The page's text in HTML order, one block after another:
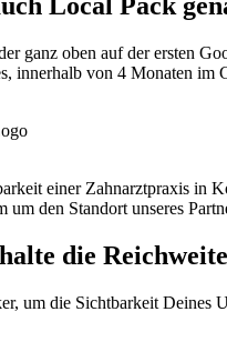
Local Pack
ganz oben auf der ersten
innerhalb von 4 Monaten
einer Zahnarztpraxis in
den Standort unseres
die
um die Sichtbarkeit Deines